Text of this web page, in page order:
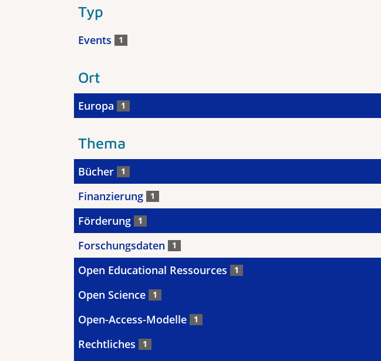
Typ
Events 1
Ort
Europa 1
Thema
Bücher 1
Finanzierung 1
Förderung 1
Forschungsdaten 1
Open Educational Ressources 1
Open Science 1
Open-Access-Modelle 1
Rechtliches 1